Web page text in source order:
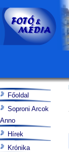
Főoldal
Soproni Arcok
Anno
Hírek
Krónika